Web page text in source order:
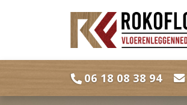
06 18 08 38 94